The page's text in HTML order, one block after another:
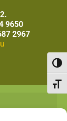
9650
2967